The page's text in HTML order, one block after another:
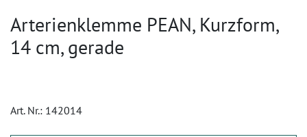
Arterienklemme PEAN, Kurzform,
14 cm, gerade
Art. Nr.: 142014